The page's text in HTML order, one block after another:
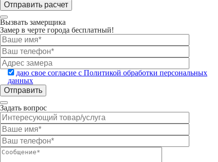
Отправить расчет
Вызвать замерщика
Замер в черте города бесплатный!
даю свое согласие с Политикой обработки персональных
данных
Задать вопрос